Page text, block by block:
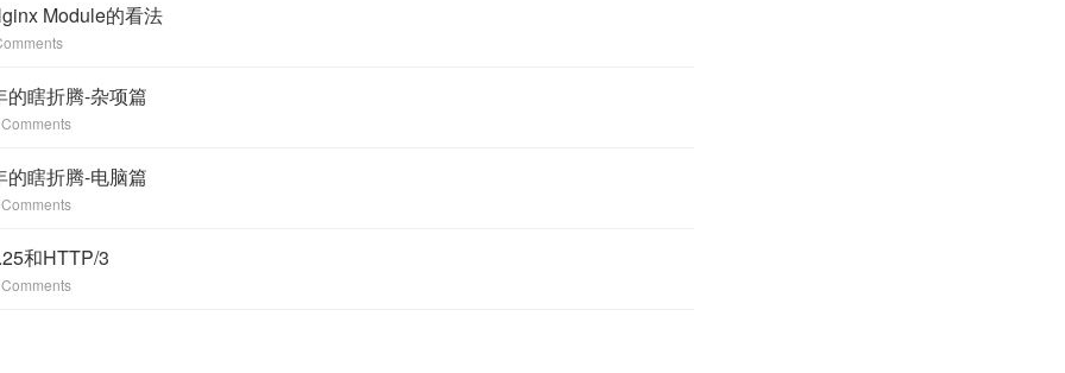
Module的看法
的瞎折腾-杂项篇
的瞎折腾-电脑篇
和HTTP/3